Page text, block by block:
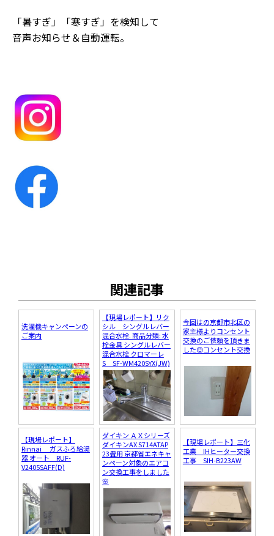
「暑すぎ」「寒すぎ」を検知して
音声お知らせ＆自動運転。
関連記事
洗濯機キャンペーンの
ご案内
【現場レポート】リク
シル シングルレバー
混合水栓. 商品分類: 水
栓金具 シングルレバー
混合水栓 クロマーレ
S SF-WM420SYX(JW)
今回はの京都市北区の
家主様よりコンセント
交換のご依頼を頂きま
した😊コンセント交換
【現場レポート】
Rinnai ガスふろ給湯
器 オート RUF-
V2405SAFF(D)
ダイキン ＡＸシリーズ
ダイキンAX S714ATAP
23畳用 京都省エネキャ
ンペーン対象のエアコ
ン交換工事をしました
🌸
【現場レポート】三化
工業 IHヒーター交換
工事 SIH-B223AW